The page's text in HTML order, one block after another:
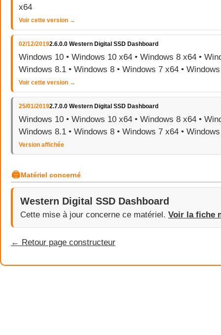
x64
Voir cette version →
02/12/20192.6.0.0 Western Digital SSD Dashboard
Windows 10 • Windows 10 x64 • Windows 8 x64 •
Windows 8.1 • Windows 8 • Windows 7 x64 •
Voir cette version →
25/01/20192.7.0.0 Western Digital SSD Dashboard
Windows 10 • Windows 10 x64 • Windows 8 x64 •
Windows 8.1 • Windows 8 • Windows 7 x64 •
Version affichée
🖨Matériel concerné
Western Digital SSD Dashboard
Cette mise à jour concerne ce matériel. Voir la fiche
← Retour page constructeur